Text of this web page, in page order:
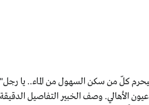
ليحرم كلّ من سكن السهول من الماء.. يا
الأهالي. وصف الخبير التفاصيل